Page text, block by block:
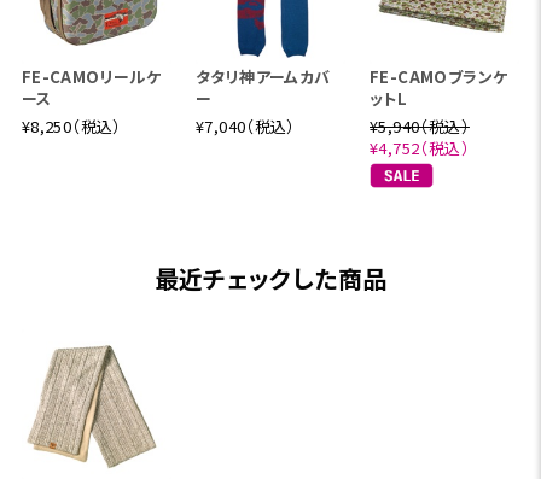
FE-CAMOリールケ
ース
¥8,250（税込）
タタリ神アームカバ
ー
¥7,040（税込）
FE-CAMOブランケ
ットL
¥5,940（税込）
¥4,752（税込）
最近チェックした商品